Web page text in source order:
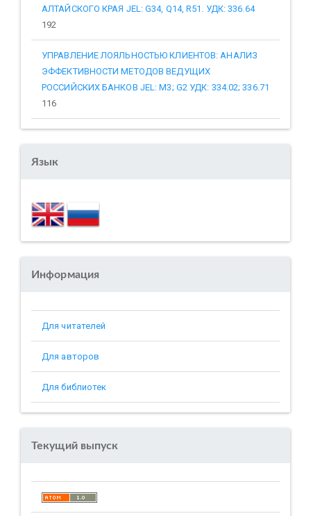
АЛТАЙСКОГО КРАЯ JEL: G34, Q14, R51. УДК: 336.64
192
УПРАВЛЕНИЕ ЛОЯЛЬНОСТЬЮ КЛИЕНТОВ: АНАЛИЗ
ЭФФЕКТИВНОСТИ МЕТОДОВ ВЕДУЩИХ
РОССИЙСКИХ БАНКОВ JEL: M3; G2 УДК: 334.02; 336.71
116
Язык
Информация
Для читателей
Для авторов
Для библиотек
Текущий выпуск